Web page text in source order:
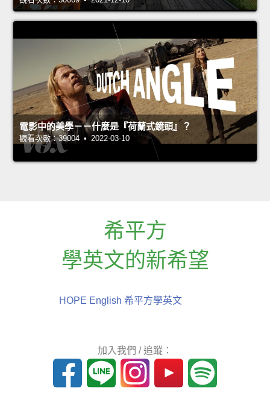
電影中的美學－－什麼是『荷蘭式鏡頭』？
觀看次數：39004 • 2022-03-10
希平方
學英文的新希望
HOPE English 希平方學英文
加入我們 / 追蹤：